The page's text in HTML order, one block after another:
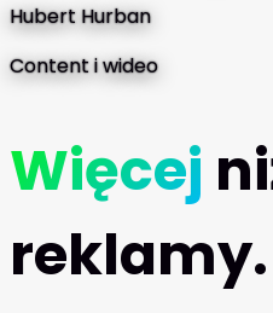
Hubert Hurban
Content i wideo
Więcej
reklamy.